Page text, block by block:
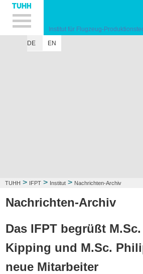
Hauptnavigation
Unternavigation
Inhalt
Suche
Institut für Flugzeug-
DE
EN
TUHH > IFPT > Institut > Nachrichten-Archiv
Nachrichten-Archiv
Das IFPT begrüßt
Kipping und M.Sc.
neue Mitarbeiter